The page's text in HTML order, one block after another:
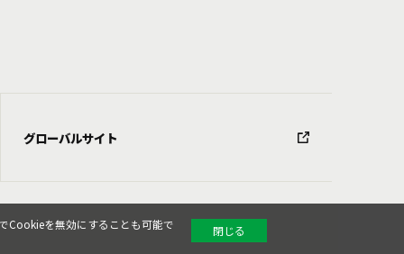
グローバルサイト
Cookieを無効にすることも可能で 閉じる